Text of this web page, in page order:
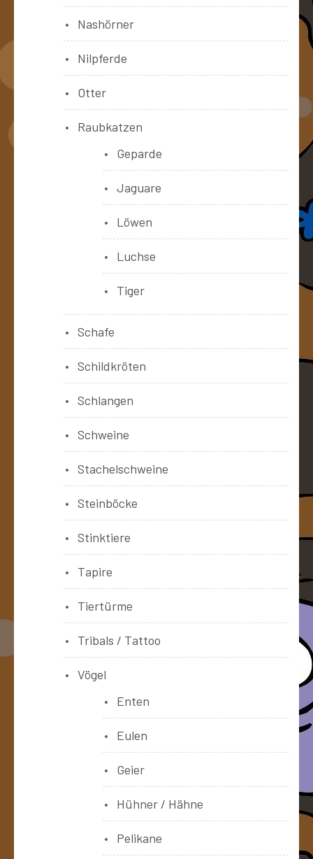
Nashörner
Nilpferde
Otter
Raubkatzen
Geparde
Jaguare
Löwen
Luchse
Tiger
Schafe
Schildkröten
Schlangen
Schweine
Stachelschweine
Steinböcke
Stinktiere
Tapire
Tiertürme
Tribals / Tattoo
Vögel
Enten
Eulen
Geier
Hühner / Hähne
Pelikane